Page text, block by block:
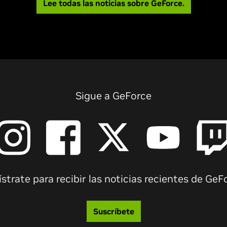
Lee todas las noticias sobre GeForce.
Sigue a GeForce
para recibir las noticias recientes de
Suscríbete